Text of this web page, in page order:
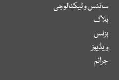
سائنس و ٹیکنالوجی
بلاگ
بزنس
ویڈیوز
جرائم